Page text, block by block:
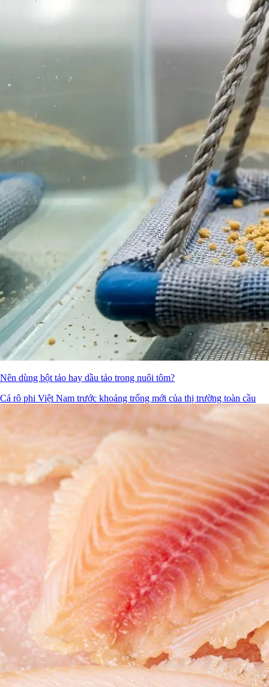
Nên dùng bột tảo hay dầu tảo trong nuôi tôm?
Cá rô phi Việt Nam trước khoảng trống mới của thị trường toàn cầu